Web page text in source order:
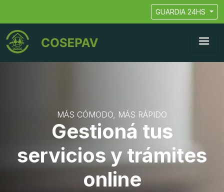
GUARDIA 24HS
MÁS CÓMODO, MÁS RÁPIDO
Gestioná tus
servicios y trámites
online